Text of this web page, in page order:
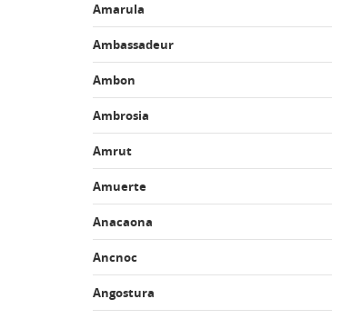
Amarula
Ambassadeur
Ambon
Ambrosia
Amrut
Amuerte
Anacaona
Ancnoc
Angostura